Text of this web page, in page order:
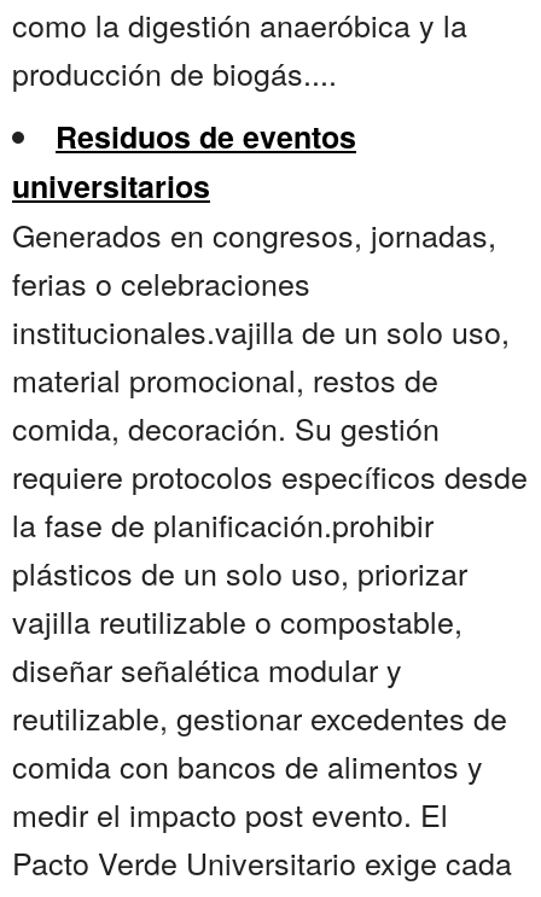
como la digestión anaeróbica y la
producción de biogás....
Residuos de eventos
universitarios
Generados en congresos, jornadas,
ferias o celebraciones
institucionales.vajilla de un solo uso,
material promocional, restos de
comida, decoración. Su gestión
requiere protocolos específicos desde
la fase de planificación.prohibir
plásticos de un solo uso, priorizar
vajilla reutilizable o compostable,
diseñar señalética modular y
reutilizable, gestionar excedentes de
comida con bancos de alimentos y
medir el impacto post evento. El
Pacto Verde Universitario exige cada